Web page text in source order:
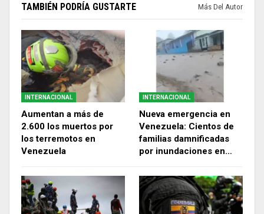
TAMBIÉN PODRÍA GUSTARTE Más Del Autor
INTERNACIONAL
Aumentan a más de
2.600 los muertos por
los terremotos en
Venezuela
INTERNACIONAL
Nueva emergencia en
Venezuela: Cientos de
familias damnificadas
por inundaciones en…